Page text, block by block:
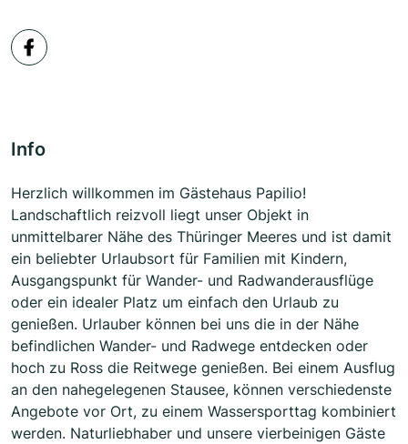
Info
Herzlich willkommen im Gästehaus Papilio!
Landschaftlich reizvoll liegt unser Objekt in
unmittelbarer Nähe des Thüringer Meeres und ist damit
ein beliebter Urlaubsort für Familien mit Kindern,
Ausgangspunkt für Wander- und Radwanderausflüge
oder ein idealer Platz um einfach den Urlaub zu
genießen. Urlauber können bei uns die in der Nähe
befindlichen Wander- und Radwege entdecken oder
hoch zu Ross die Reitwege genießen. Bei einem Ausflug
an den nahegelegenen Stausee, können verschiedenste
Angebote vor Ort, zu einem Wassersporttag kombiniert
werden. Naturliebhaber und unsere vierbeinigen Gäste